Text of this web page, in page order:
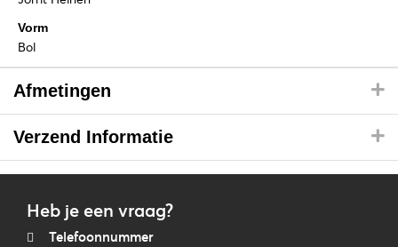
Vorm
Bol
Afmetingen
Verzend Informatie
Heb je een vraag?
Telefoonnummer